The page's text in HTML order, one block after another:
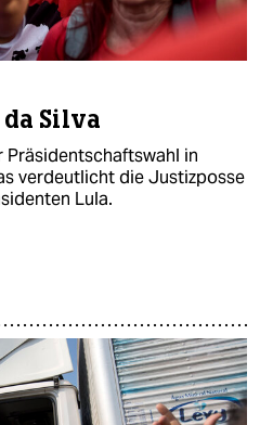
Silva
in
verdeutlicht die Justizposse
Lula.